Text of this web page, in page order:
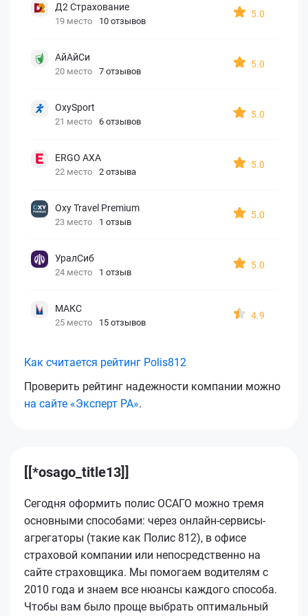
Д2 Страхование
19 место 10 отзывов
5.0
АйАйСи
20 место 7 отзывов
5.0
OxySport
21 место 6 отзывов
5.0
ERGO AXA
22 место 2 отзыва
5.0
Oxy Travel Premium
23 место 1 отзыв
5.0
УралСиб
24 место 1 отзыв
5.0
МАКС
25 место 15 отзывов
4.9
Как считается рейтинг Polis812
Проверить рейтинг надежности компании можно
на сайте «Эксперт РА».
[[*osago_title13]]
Сегодня оформить полис ОСАГО можно тремя
основными способами: через онлайн-сервисы-
агрегаторы (такие как Полис 812), в офисе
страховой компании или непосредственно на
сайте страховщика. Мы помогаем водителям с
2010 года и знаем все нюансы каждого способа.
Чтобы вам было проще выбрать оптимальный